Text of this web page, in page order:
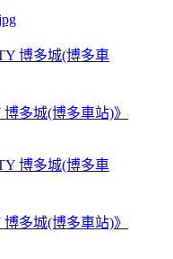
多城(博多車站)》
多城(博多車站)》